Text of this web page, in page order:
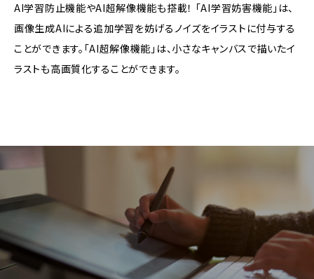
AI学習防止機能やAI超解像機能も搭載！ 「AI学習妨害機能」は、
画像生成AIによる追加学習を妨げるノイズをイラストに付与する
ことができます。「AI超解像機能」は、小さなキャンバスで描いたイ
ラストも高画質化することができます。